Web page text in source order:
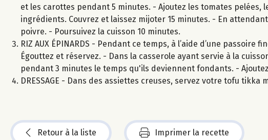
et les carottes pendant 5 minutes. - Ajoutez les tomates
ingrédients. Couvrez et laissez mijoter 15 minutes. - En
poivre. - Poursuivez la cuisson 10 minutes.
RIZ AUX ÉPINARDS - Pendant ce temps, à l’aide d’une
Égouttez et réservez. - Dans la casserole ayant servie à la
pendant 3 minutes le temps qu'ils deviennent fondants. -
DRESSAGE - Dans des assiettes creuses, servez votre tofu
Retour à la liste Imprimer la recette